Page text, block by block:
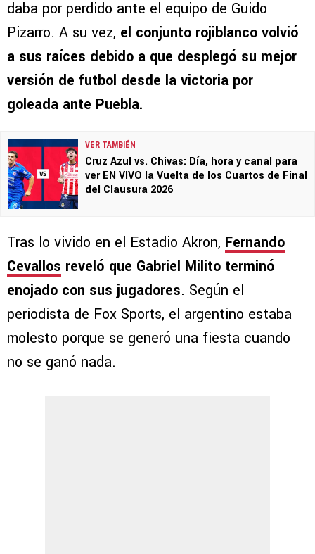
daba por perdido ante el equipo de Guido
Pizarro. A su vez, el conjunto rojiblanco volvió
a sus raíces debido a que desplegó su mejor
versión de futbol desde la victoria por
goleada ante Puebla.
VER TAMBIÉN
Cruz Azul vs. Chivas: Día, hora y canal para
ver EN VIVO la Vuelta de los Cuartos de Final
del Clausura 2026
Tras lo vivido en el Estadio Akron, Fernando
Cevallos reveló que Gabriel Milito terminó
enojado con sus jugadores. Según el
periodista de Fox Sports, el argentino estaba
molesto porque se generó una fiesta cuando
no se ganó nada.